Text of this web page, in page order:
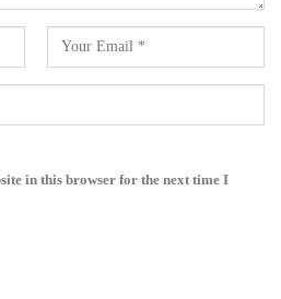
in this browser for the next time I